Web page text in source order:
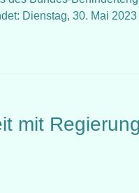
Dienstag, 30. Mai
mit